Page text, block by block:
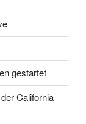
gestartet
California